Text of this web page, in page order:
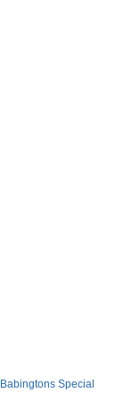
Babingtons Special